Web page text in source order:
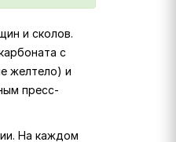
и сколов.
с
желтело) и
пресс-
На каждом